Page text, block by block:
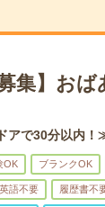
集】お
で30分以内！
OK ブランクOK
英語不要 履歴書不